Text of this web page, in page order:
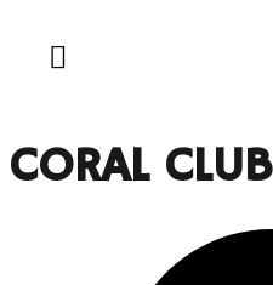
CORAL CLUB